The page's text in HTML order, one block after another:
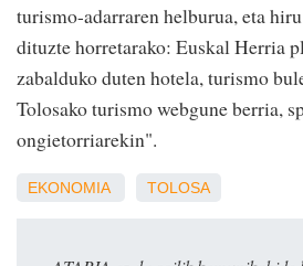
turismo-adarraren helburua, eta
dituzte horretarako: Euskal Herria
zabalduko duten hotela, turismo
Tolosako turismo webgune berria,
ongietorriarekin".
EKONOMIA TOLOSA